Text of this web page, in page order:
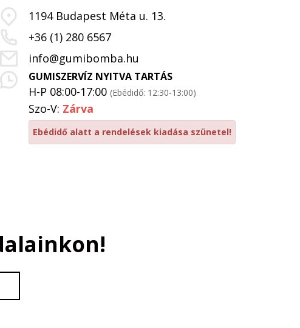
1194 Budapest Méta u. 13.
+36 (1) 280 6567
info@gumibomba.hu
GUMISZERVÍZ NYITVA TARTÁS
H-P 08:00-17:00 (Ebédidő: 12:30-13:00)
Szo-V: Zárva
Ebédidő alatt a rendelések kiadása szünetel!